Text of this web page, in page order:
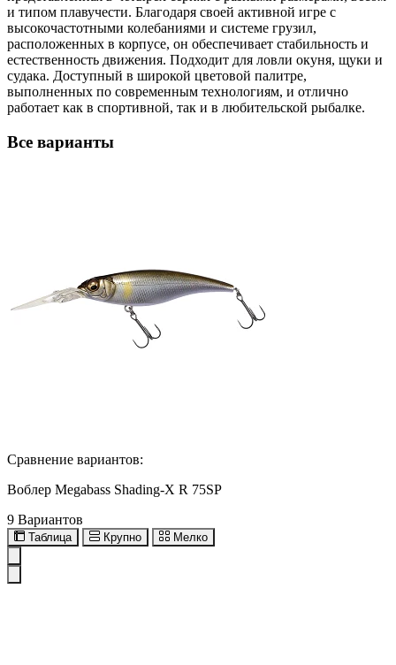
и типом плавучести. Благодаря своей активной игре с
высокочастотными колебаниями и системе грузил,
расположенных в корпусе, он обеспечивает стабильность и
естественность движения. Подходит для ловли окуня, щуки и
судака. Доступный в широкой цветовой палитре,
выполненных по современным технологиям, и отлично
работает как в спортивной, так и в любительской рыбалке.
Все варианты
Сравнение вариантов:
Воблер Megabass Shading-X R 75SP
9 Вариантов
Таблица Крупно Мелко